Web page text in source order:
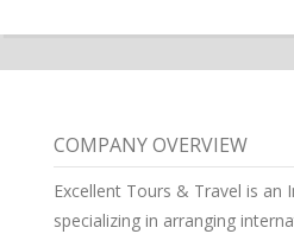
COMPANY OVERVIEW
Excellent Tours & Travel is an
specializing in arranging